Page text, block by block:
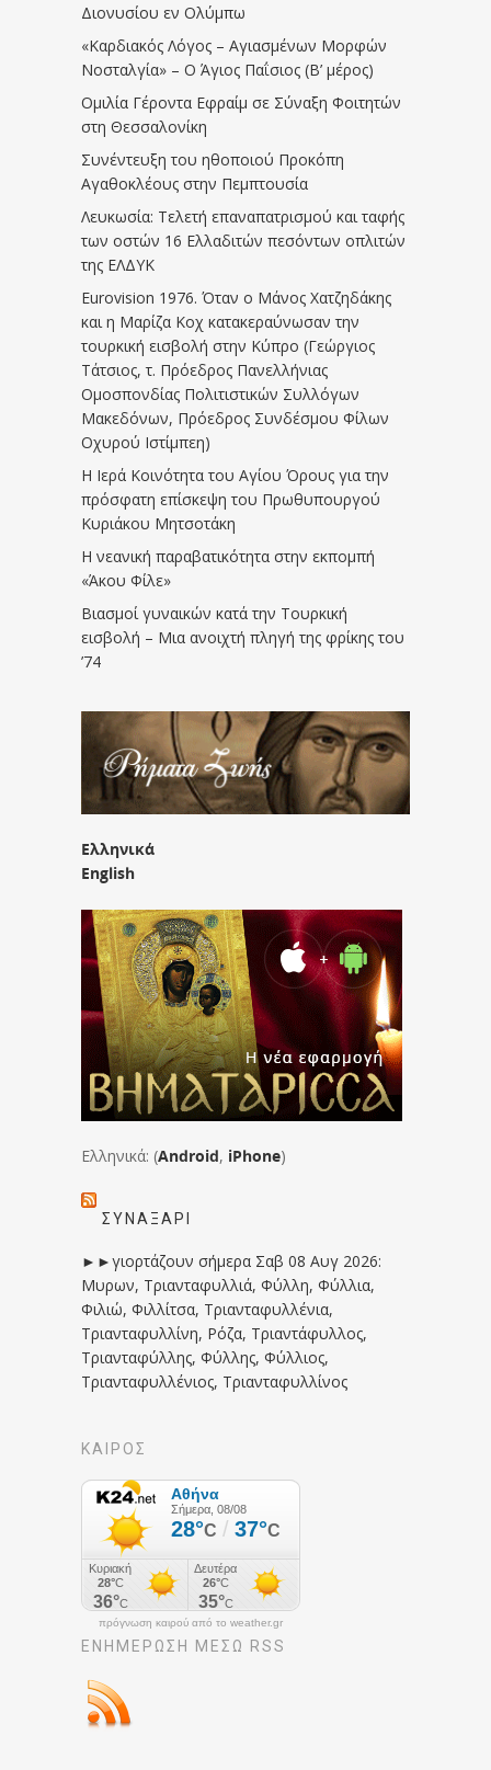
Διονυσίου εν Ολύμπω
«Καρδιακός Λόγος – Αγιασμένων Μορφών
Νοσταλγία» – Ο Άγιος Παΐσιος (Β’ μέρος)
Ομιλία Γέροντα Εφραίμ σε Σύναξη Φοιτητών
στη Θεσσαλονίκη
Συνέντευξη του ηθοποιού Προκόπη
Αγαθοκλέους στην Πεμπτουσία
Λευκωσία: Τελετή επαναπατρισμού και ταφής
των οστών 16 Ελλαδιτών πεσόντων οπλιτών
της ΕΛΔΥΚ
Eurovision 1976. Όταν ο Μάνος Χατζηδάκης
και η Μαρίζα Κοχ κατακεραύνωσαν την
τουρκική εισβολή στην Κύπρο (Γεώργιος
Τάτσιος, τ. Πρόεδρος Πανελλήνιας
Ομοσπονδίας Πολιτιστικών Συλλόγων
Μακεδόνων, Πρόεδρος Συνδέσμου Φίλων
Οχυρού Ιστίμπεη)
Η Ιερά Κοινότητα του Αγίου Όρους για την
πρόσφατη επίσκεψη του Πρωθυπουργού
Κυριάκου Μητσοτάκη
Η νεανική παραβατικότητα στην εκπομπή
«Άκου Φίλε»
Βιασμοί γυναικών κατά την Τουρκική
εισβολή – Μια ανοιχτή πληγή της φρίκης του
’74
Ελληνικά
English
Ελληνικά: (Android, iPhone)
ΣΥΝΑΞΆΡΙ
►►γιορτάζουν σήμερα Σαβ 08 Αυγ 2026:
Μυρων, Τριανταφυλλιά, Φύλλη, Φύλλια,
Φιλιώ, Φιλλίτσα, Τριανταφυλλένια,
Τριανταφυλλίνη, Ρόζα, Τριαντάφυλλος,
Τριανταφύλλης, Φύλλης, Φύλλιος,
Τριανταφυλλένιος, Τριανταφυλλίνος
ΚΑΙΡΟΣ
πρόγνωση καιρού από το weather.gr
ΕΝΗΜΈΡΩΣΉ ΜΕΣΩ RSS